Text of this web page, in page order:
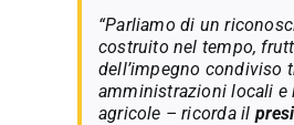
“Parliamo di un
costruito nel tempo,
dell’impegno condiviso
amministrazioni locali e
agricole – ricorda il